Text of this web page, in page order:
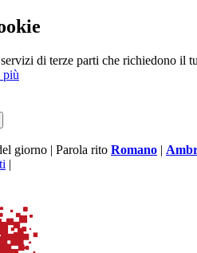
di terze parti che richiedono il
più
giorno | Parola rito Romano |
|